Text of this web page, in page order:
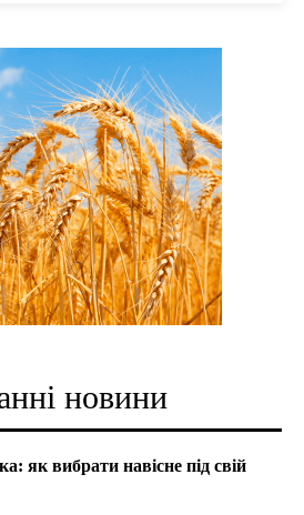
новини
як вибрати навісне під свій